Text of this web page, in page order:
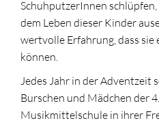
SchuhputzerInnen
dem Leben dieser Kinder
wertvolle Erfahrung, dass
können.
Jedes Jahr in der Adventzeit
Burschen und Mädchen der
Musikmittelschule in ihrer